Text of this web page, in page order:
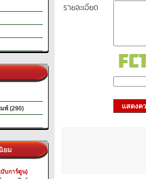
พ์ (290)
ยม
บการ์ตูน)
รายละเอียด
แสดงค